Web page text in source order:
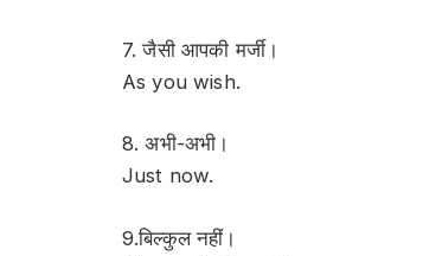
7. जैसी आपकी मर्जी।
As you wish.
8. अभी-अभी।
Just now.
9.बिल्कुल नहीं।